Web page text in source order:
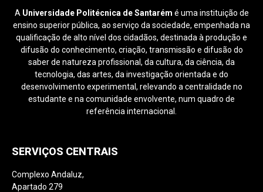
A Universidade Politécnica de Santarém é uma instituição de
ensino superior pública, ao serviço da sociedade, empenhada na
qualificação de alto nível dos cidadãos, destinada à produção e
difusão do conhecimento, criação, transmissão e difusão do
saber de natureza profissional, da cultura, da ciência, da
tecnologia, das artes, da investigação orientada e do
desenvolvimento experimental, relevando a centralidade no
estudante e na comunidade envolvente, num quadro de
referência internacional.
SERVIÇOS CENTRAIS
Complexo Andaluz,
Apartado 279